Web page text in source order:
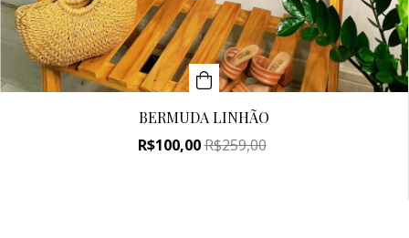
BERMUDA LINHÃO
R$100,00R$259,00